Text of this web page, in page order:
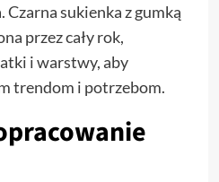
sukienka z gumką
przez cały rok,
i warstwy, aby
trendom i potrzebom.